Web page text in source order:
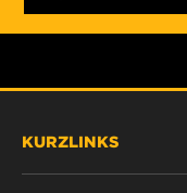
KURZLINKS